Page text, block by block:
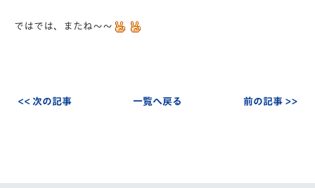
ではでは、またね～～
<< 次の記事 一覧へ戻る 前の記事 >>